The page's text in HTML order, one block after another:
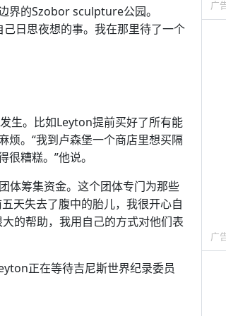
界的Szobor sculpture公园。
日思夜想的事。我在那里待了一个
生。比如Leyton提前买好了所有能
烦。“我到卢森堡一个商店里想买隔
糟糕。”他说。
体筹集资金。这个团体专门为那些
天失去了腹中的胎儿，我很开心自
的帮助，我用自己的方式对他们表
正在等待吉尼斯世界纪录委员
广
广